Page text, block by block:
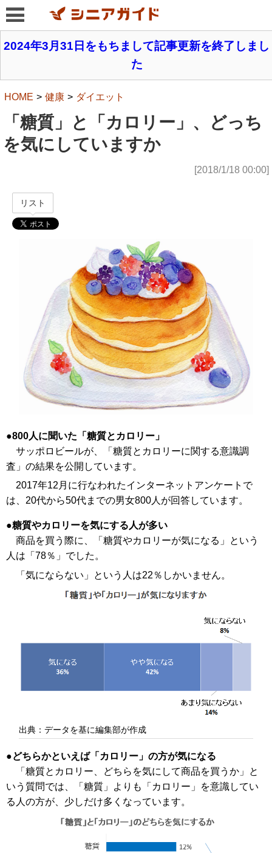
2024年3月31日をもちまして記事更新を終了しまし
た
HOME 健康 ダイエット
「糖質」と「カロリー」、どっち
を気にしていますか
[2018/1/18 00:00]
リスト
800人に聞いた「糖質とカロリー」
サッポロビールが、「糖質とカロリーに関する意識調
査」の結果を公開しています。
2017年12月に行なわれたインターネットアンケートで
は、20代から50代までの男女800人が回答しています。
糖質やカロリーを気にする人が多い
商品を買う際に、「糖質やカロリーが気になる」という
人は「78％」でした。
「気にならない」という人は22％しかいません。
出典：データを基に編集部が作成
どちらかといえば「カロリー」の方が気になる
「糖質とカロリー、どちらを気にして商品を買うか」と
いう質問では、「糖質」よりも「カロリー」を意識してい
る人の方が、少しだけ多くなっています。